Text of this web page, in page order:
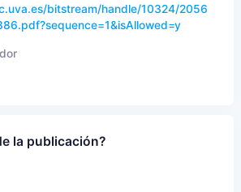
bitstream/handle/10324/2056
la publicación?